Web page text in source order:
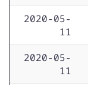
2020-05-
11
2020-05-
11